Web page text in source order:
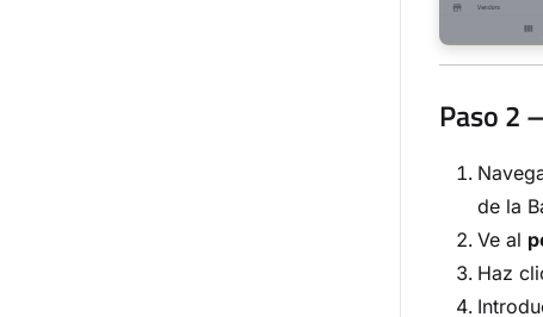
Paso 2
de la
Ve al
Haz